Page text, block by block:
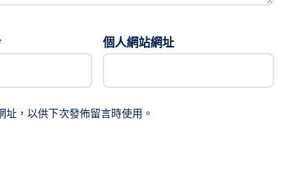
個人網站網址
，以供下次發佈留言時使用。